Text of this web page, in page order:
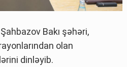
Bakı şəhəri,
olan
dinləyib.